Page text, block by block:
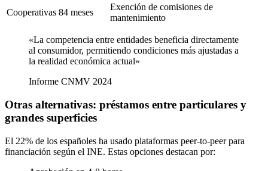
Cooperativas 84 meses
Exención de comisiones de
mantenimiento
«La competencia entre entidades beneficia directamente
al consumidor, permitiendo condiciones más ajustadas a
la realidad económica actual»
Informe CNMV 2024
Otras alternativas: préstamos entre particulares y
grandes superficies
El 22% de los españoles ha usado plataformas peer-to-peer para
financiación según el INE. Estas opciones destacan por: